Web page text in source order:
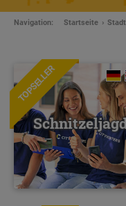
Navigation: Startseite
TOPSELLER